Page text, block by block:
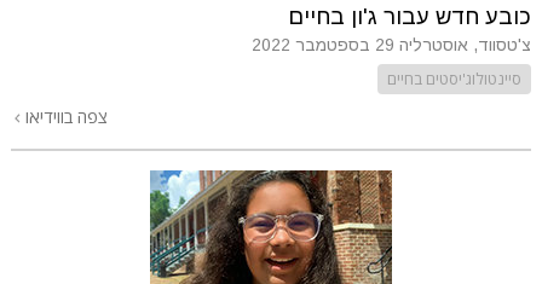
כובע חדש עבור ג'ון בחיים
צ'טסווד, אוסטרליה 29 בספטמבר 2022
סיינטולוג'יסטים בחיים
צפה בווידיאו